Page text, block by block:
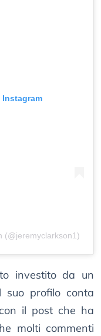
(@jeremyclarkson1)
investito da un
suo profilo conta
il post che ha
molti commenti